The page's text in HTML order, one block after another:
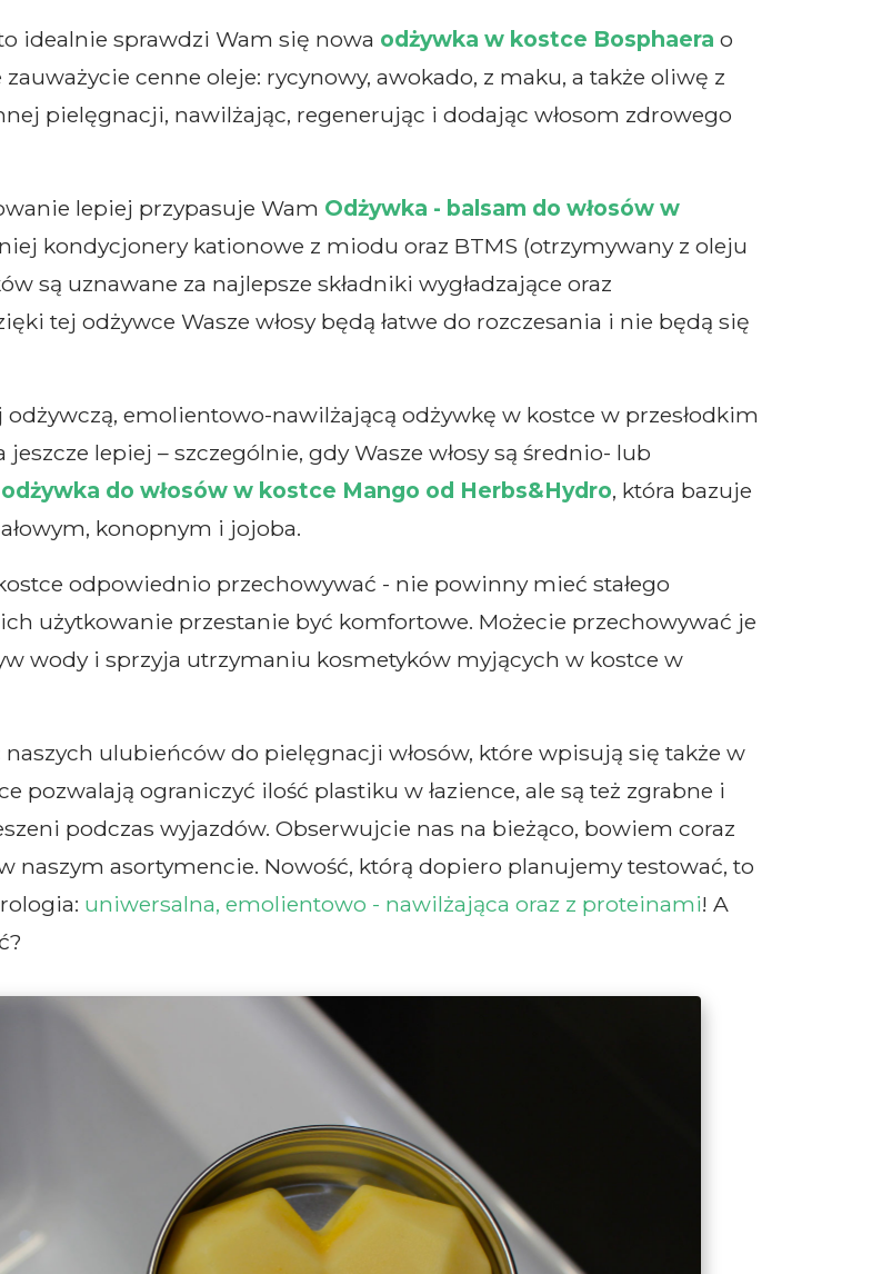
idealnie sprawdzi Wam się nowa odżywka w kostce Bosphaera o
cenne oleje: rycynowy, awokado, z maku, a także oliwę z
pielęgnacji, nawilżając, regenerując i dodając włosom zdrowego
lepiej przypasuje Wam Odżywka - balsam do włosów w
kondycjonery kationowe z miodu oraz BTMS (otrzymywany z oleju
są uznawane za najlepsze składniki wygładzające oraz
tej odżywce Wasze włosy będą łatwe do rozczesania i nie będą się
emolientowo-nawilżającą odżywkę w kostce w przesłodkim
lepiej – szczególnie, gdy Wasze włosy są średnio- lub
odżywka do włosów w kostce Mango od Herbs&Hydro, która bazuje
konopnym i jojoba.
odpowiednio przechowywać - nie powinny mieć stałego
użytkowanie przestanie być komfortowe. Możecie przechowywać je
wody i sprzyja utrzymaniu kosmetyków myjących w kostce w
ulubieńców do pielęgnacji włosów, które wpisują się także w
pozwalają ograniczyć ilość plastiku w łazience, ale są też zgrabne i
podczas wyjazdów. Obserwujcie nas na bieżąco, bowiem coraz
naszym asortymencie. Nowość, którą dopiero planujemy testować, to
uniwersalna, emolientowo - nawilżająca oraz z proteinami! A